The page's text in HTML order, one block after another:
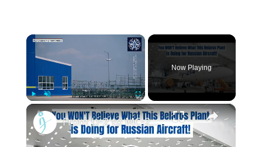
×
Fullscreen
Now Playing
×
From Li-2 to MC-21 and Tu-214 - Minsk Civil Aviation Plant No. 407 - Belarus' Aviation Giant